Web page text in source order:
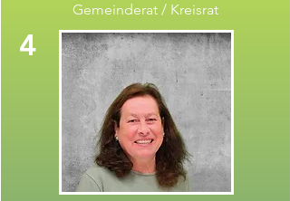
Gemeinderat / Kreisrat
4